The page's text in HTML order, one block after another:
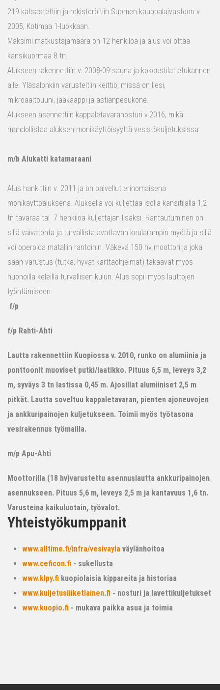
219 katsastettiin ja rekisteröitiin Suomen kauppalaivastoon v.
2005, Kotimaa 1-luokkaan.
Maksimi matkustajamäärä on 12 henkilöä ja alus voi ottaa
kansikuormaa 8 tn.
Alukseen rakennettiin v. 2008-09 sauna ja kokoustilat etukannen
alle. Yläsalonkiin varusteltiin keittiö, missä on liesi,
mikroaaltouuni, jääkaappi ja astianpesukone.
Alukseen asennettiin kappaletavaranosturi v.2016, mikä
mahdollistaa aluksen monikäyttöisyyttä vesistökuljetuksissa.
m/b Alukatti katamaraani
Alus hankittiin v. 2011 ja on palvellut erinomaisena
monikäyttöaluksena. Aluksella voi kuljettaa isolla kansitilalla 1,2
tn tavaraa tai 7 henkilöä kuljettajan lisäksi. Rantautuminen on
sillä vaivatonta ja turvallista avattavan keularampin myötä ja sillä
voi operoida mataliin rantoihin. Väkevä 150 hv moottori ja joka
sään varustus (tutka, hyvät karttaohjelmat) takaavat myös
huonoilla keleillä turvallisen kulun. Alus sopii myös lauttojen
työntämiseen.
f/p
f/p Rahti-Ahti
Lautta rakennettiin Kuopiossa v. 2010, runko on alumiinia ja
ponttoonit muoviset putki/laatikko. Pituus 6,5 m, leveys 3,2
m, syväys 3 tn lastissa 0,45 m. Ajosillat alumiiniset 2,5 m
pitkät. Lautta soveltuu kappaletavaran, pienten ajoneuvojen
ja ankkuripainojen kuljetukseen. Toimii myös työtasona
vesirakennus työmailla.
m/p Apu-Ahti
Moottorilla (18 hv)varustettu asennuslautta ankkuripainojen
asennukseen. Pituus 5,6 m, leveys 2,5 m ja kantavuus 1,6 tn.
Varusteina kaikuluotain, työvalot.
Yhteistyökumppanit
www.alltime.fi/infra/vesivayla väylänhoitoa
www.ceficon.fi - sukellusta
www.klpy.fi kuopiolaisia kippareita ja historiaa
www.kuljetusliiketiainen.fi - nosturi ja lavettikuljetukset
www.kuopio.fi - mukava paikka asua ja toimia